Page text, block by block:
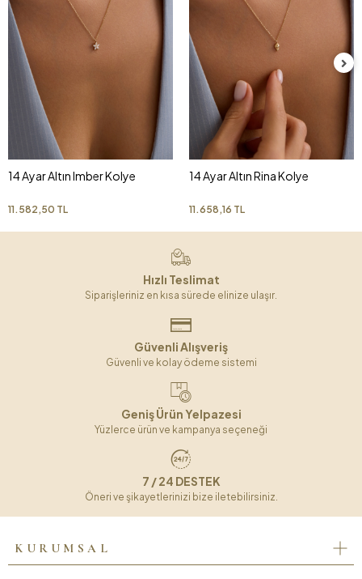
14 Ayar Altın Imber Kolye
11.582,50 TL
14 Ayar Altın Rina Kolye
11.658,16 TL
Hızlı Teslimat
Siparişleriniz en kısa sürede elinize ulaşır.
Güvenli Alışveriş
Güvenli ve kolay ödeme sistemi
Geniş Ürün Yelpazesi
Yüzlerce ürün ve kampanya seçeneği
7 / 24 DESTEK
Öneri ve şikayetlerinizi bize iletebilirsiniz.
KURUMSAL